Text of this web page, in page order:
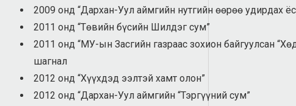
2009 онд “Дархан-Уул аймгийн нутгийн өөрөө удирдах
2011 онд “Төвийн бүсийн Шилдэг сум”
2011 онд “МУ-ын Засгийн газраас зохион байгуулсан
шагнал
2012 онд “Хүүхдэд ээлтэй хамт олон”
2012 онд “Дархан-Уул аймгийн “Тэргүүний сум”